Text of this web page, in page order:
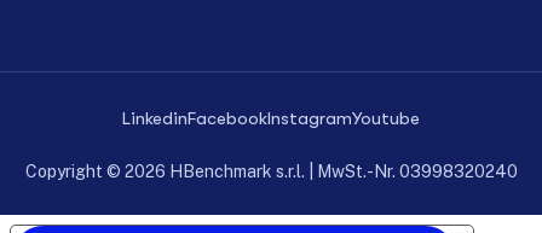
LinkedinFacebookInstagramYoutube
Copyright © 2026 HBenchmark s.r.l. | MwSt.-Nr. 03998320240